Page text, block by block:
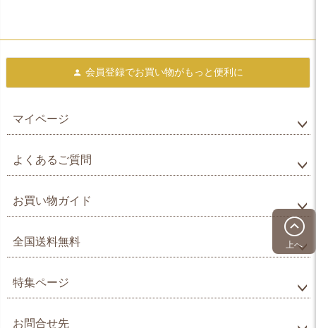
上へ
会員登録でお買い物がもっと便利に
マイページ
よくあるご質問
お買い物ガイド
全国送料無料
特集ページ
お問合せ先